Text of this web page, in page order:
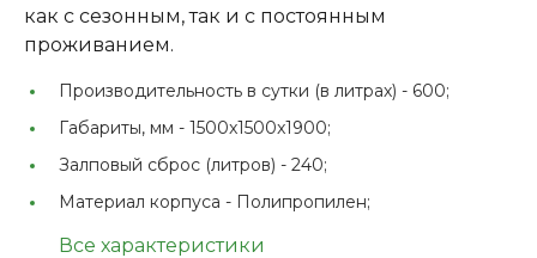
как с сезонным, так и с постоянным
проживанием.
Производительность в сутки (в литрах) - 600;
Габариты, мм - 1500x1500x1900;
Залповый сброс (литров) - 240;
Материал корпуса - Полипропилен;
Все характеристики